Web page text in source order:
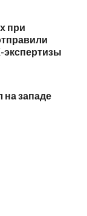
при
экспертизы
западе